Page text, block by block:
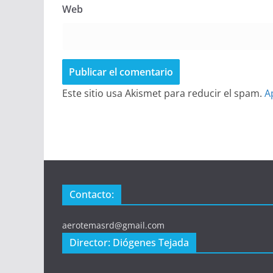
Web
Este sitio usa Akismet para reducir el spam.
Contacto:
aerotemasrd@gmail.com
Director: Diógenes Tejada